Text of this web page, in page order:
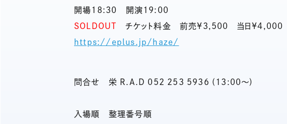
開場18:30 開演19:00
SOLDOUT チケット料金 前売¥3,500 当日¥4,000
https://eplus.jp/haze/
問合せ 栄 R.A.D 052 253 5936 (13:00〜)
入場順 整理番号順